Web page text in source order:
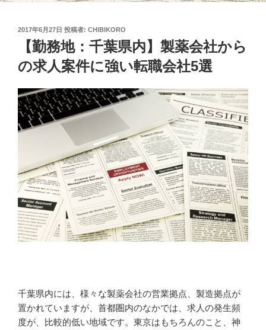
投
2017年6月27日 投稿者: CHIBIKORO
【勤務地：千葉県内】製薬会社から
の求人案件に強い転職会社5選
千葉県内には、様々な製薬会社の営業拠点、製造拠点が
置かれていますが、首都圏内のなかでは、求人の発生頻
度が、比較的低い地域です。東京はもちろんのこと、神